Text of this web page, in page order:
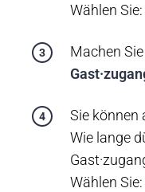
Wählen Sie:
Machen
Sie können
Wie lange
Wählen